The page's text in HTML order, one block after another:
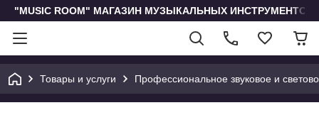
"MUSIC ROOM" МАГАЗИН МУЗЫКАЛЬНЫХ
Товары и услуги Профессиональное звуковое и